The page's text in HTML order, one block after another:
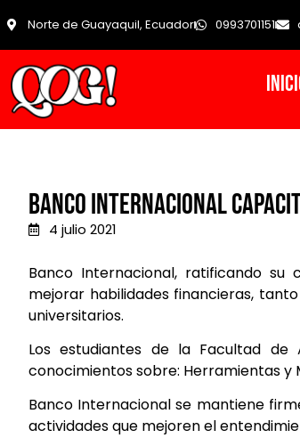
Norte de Guayaquil, Ecuador 0993701151
Banco Internacional
4 julio 2021
Banco Internacional, ratificando
mejorar habilidades financieras,
universitarios.
Los estudiantes de la Facultad de
conocimientos sobre: Herramientas y
Banco Internacional se mantiene
actividades que mejoren el